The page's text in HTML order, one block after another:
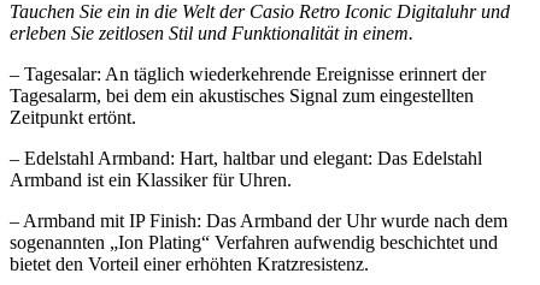
Tauchen Sie ein in die Welt der Casio Retro Iconic Digitaluhr und
erleben Sie zeitlosen Stil und Funktionalität in einem.
– Tagesalar: An täglich wiederkehrende Ereignisse erinnert der
Tagesalarm, bei dem ein akustisches Signal zum eingestellten
Zeitpunkt ertönt.
– Edelstahl Armband: Hart, haltbar und elegant: Das Edelstahl
Armband ist ein Klassiker für Uhren.
– Armband mit IP Finish: Das Armband der Uhr wurde nach dem
sogenannten „Ion Plating“ Verfahren aufwendig beschichtet und
bietet den Vorteil einer erhöhten Kratzresistenz.